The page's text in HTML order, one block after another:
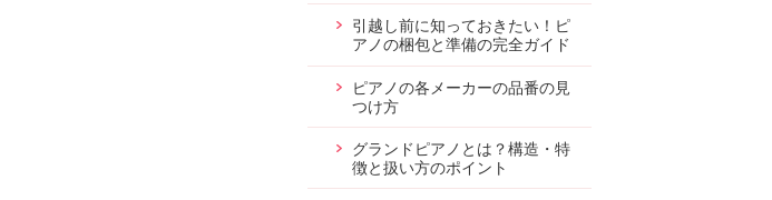
引越し前に知っておきたい！ピ
アノの梱包と準備の完全ガイド
ピアノの各メーカーの品番の見
つけ方
グランドピアノとは？構造・特
徴と扱い方のポイント